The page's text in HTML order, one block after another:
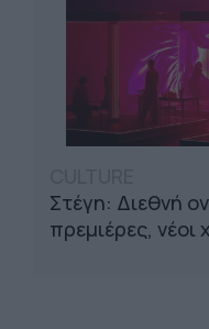
Στέγη: Διεθνή
πρεμιέρες, νέοι